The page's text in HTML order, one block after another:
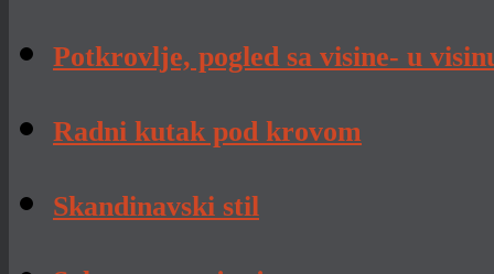
Potkrovlje, pogled sa visine- u
Radni kutak pod krovom
Skandinavski stil